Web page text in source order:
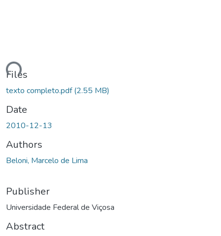
Files
texto completo.pdf(2.55 MB)
Date
2010-12-13
Authors
Beloni, Marcelo de Lima
Publisher
Universidade Federal de Viçosa
Abstract